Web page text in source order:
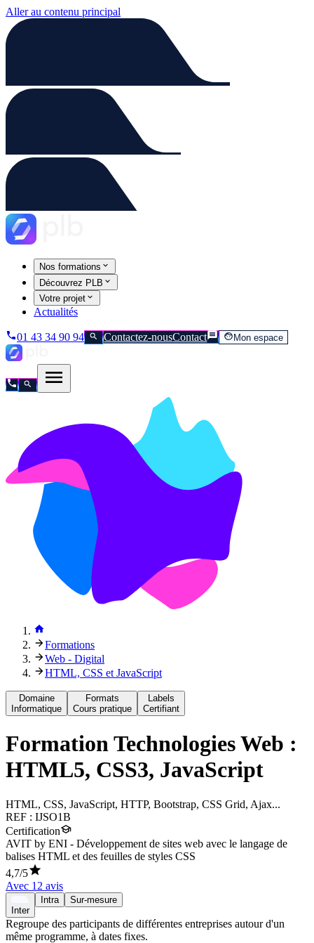
Aller au contenu principal
Nos formations
Découvrez PLB
Votre projet
Actualités
01 43 34 90 94 Contactez-nousContact Mon espace
Formations
Web - Digital
HTML, CSS et JavaScript
Domaine
Informatique
Formats
Cours pratique
Labels
Certifiant
Formation Technologies Web :
HTML5, CSS3, JavaScript
HTML, CSS, JavaScript, HTTP, Bootstrap, CSS Grid, Ajax...
REF : IJSO1B
Certification
AVIT by ENI - Développement de sites web avec le langage de
balises HTML et des feuilles de styles CSS
4,7/5
Avec 12 avis
Inter
Intra Sur-mesure
Regroupe des participants de différentes entreprises autour d'un
même programme, à dates fixes.